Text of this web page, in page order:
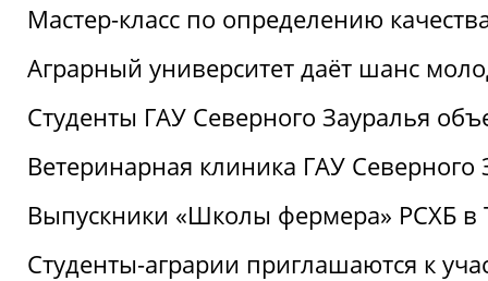
Мастер-класс по определению
Аграрный университет даёт шанс
Студенты ГАУ Северного Зауралья
Ветеринарная клиника ГАУ Северного
Выпускники «Школы фермера» РСХБ
Студенты-аграрии приглашаются к